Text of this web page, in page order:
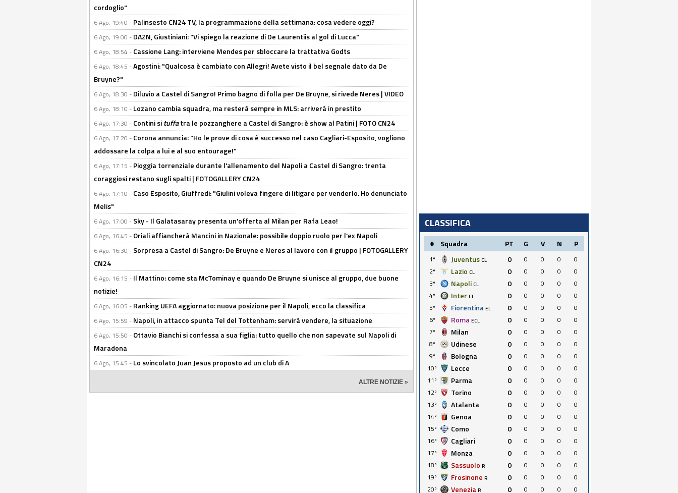
cordoglio"
6 Ago, 19:40 - Palinsesto CN24 TV, la programmazione della settimana: cosa vedere oggi?
6 Ago, 19:00 - DAZN, Giustiniani: "Vi spiego la reazione di De Laurentiis al gol di Lucca"
6 Ago, 18:54 - Cassione Lang: interviene Mendes per sbloccare la trattativa Godts
6 Ago, 18:45 -Agostini: "Qualcosa è cambiato con Allegri! Avete visto il bel segnale dato da De
Bruyne?"
6 Ago, 18:30 - Diluvio a Castel di Sangro! Primo bagno di folla per De Bruyne, si rivede Neres | VIDEO
6 Ago, 18:10 - Lozano cambia squadra, ma resterà sempre in MLS: arriverà in prestito
6 Ago, 17:30 - Contini situffatra le pozzanghere a Castel di Sangro: è show al Patini | FOTO CN24
6 Ago, 17:20 - Corona annuncia: "Ho le prove di cosa è successo nel caso Cagliari-Esposito, vogliono
addossare la colpa a lui e al suo entourage!"
6 Ago, 17:15 - Pioggia torrenziale durante l'allenamento del Napoli a Castel di Sangro: trenta
coraggiosi restano sugli spalti | FOTOGALLERY CN24
6 Ago, 17:10 - Caso Esposito, Giuffredi: "Giulini voleva fingere di litigare per venderlo. Ho denunciato
Melis"
6 Ago, 17:00 - Sky - Il Galatasaray presenta un'offerta al Milan per Rafa Leao!
6 Ago, 16:45 - Oriali affiancherà Mancini in Nazionale: possibile doppio ruolo per l'ex Napoli
6 Ago, 16:30 - Sorpresa a Castel di Sangro: De Bruyne e Neres al lavoro con il gruppo | FOTOGALLERY
CN24
6 Ago, 16:15 - Il Mattino: come sta McTominay e quando De Bruyne si unisce al gruppo, due buone
notizie!
6 Ago, 16:05 - Ranking UEFA aggiornato: nuova posizione per il Napoli, ecco la classifica
6 Ago, 15:59 - Napoli, in attacco spunta Tel del Tottenham: servirà vendere, la situazione
6 Ago, 15:50 - Ottavio Bianchi si confessa a sua figlia: tutto quello che non sapevate sul Napoli di
Maradona
6 Ago, 15:45 - Lo svincolato Juan Jesus proposto ad un club di A
ALTRE NOTIZIE »
CLASSIFICA
# Squadra PT G V N P
1º Juventus CL 0 0 0 0
0
2º
Lazio CL 0 0 0 0
0
3º
Napoli CL 0 0 0 0
0
4º
Inter CL 0 0 0 0
0
5º
Fiorentina EL 0 0 0 0
0
6º
Roma ECL 0 0 0 0
0
7º
Milan 0 0 0 0
0
8º
Udinese 0 0 0 0
0
9º
Bologna 0 0 0 0
0
10º
Lecce 0 0 0 0
0
11º
Parma 0 0 0 0
0
12º
Torino 0 0 0 0
0
13º
Atalanta 0 0 0 0
0
14º
Genoa 0 0 0 0
0
15º
Como 0 0 0 0
0
16º
Cagliari 0 0 0 0
0
17º
Monza 0 0 0 0
0
18º
Sassuolo R 0 0 0 0
0
19º
Frosinone R 0 0 0 0
0
20º
Venezia R 0 0 0 0 0